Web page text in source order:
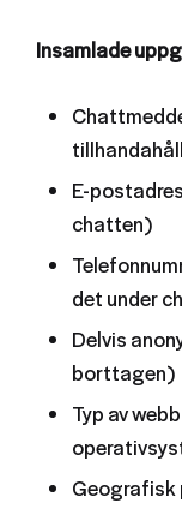
Insamlade
E-
chatten)
det under
Delvis
borttagen)
Typ av
Geografisk